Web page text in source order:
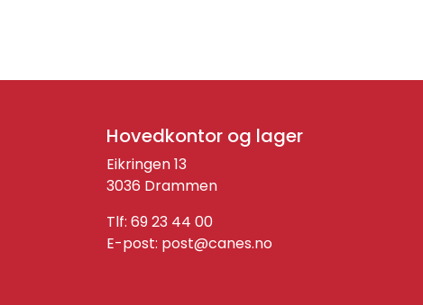
Hovedkontor og lager
Eikringen 13
3036 Drammen
Tlf: 69 23 44 00
E-post: post@canes.no